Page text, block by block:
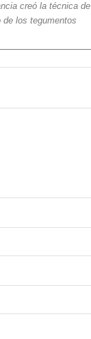
creó la técnica de
de los tegumentos